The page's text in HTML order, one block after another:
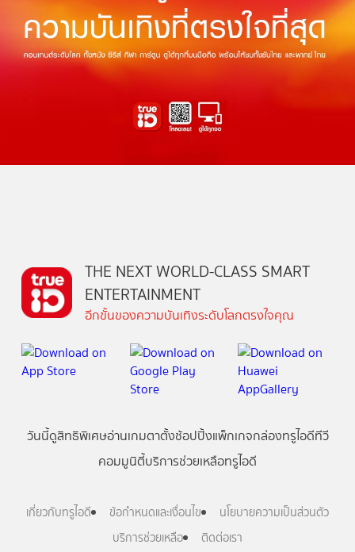
THE NEXT WORLD-CLASS SMART
ENTERTAINMENT
อีกขั้นของความบันเทิงระดับโลกตรงใจคุณ
วันนี้ดูสิทธิพิเศษอ่านเกมตาตั้งช้อปปิ้งแพ็กเกจกล่องทรูไอดีทีวี
คอมมูนิตี้บริการช่วยเหลือทรูไอดี
เกี่ยวกับทรูไอดี ข้อกำหนดและเงื่อนไข
นโยบายความเป็นส่วนตัว
บริการช่วยเหลือ
ติดต่อเรา